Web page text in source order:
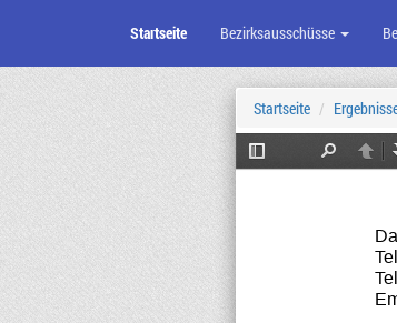
Zum
Seiteninhalt
Startseite Bezirksausschüsse
Startseite
Toggle
Find